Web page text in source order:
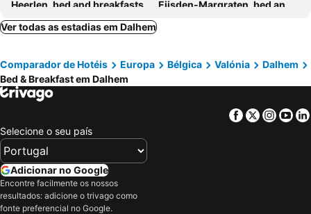
Heerlen, bed and breakfasts
Eijsden-Margraten, bed and breakfasts
Sittard, bed and breakfasts
Heers, bed and breakfasts
Borgloon, bed and breakfasts
Malmedy, bed and breakfasts
Ohé en Laak, bed and breakfasts
Bütgenbach, bed and breakfasts
Nuth, bed and breakfasts
Stoumont, bed and breakfasts
Maaseik, bed and breakfasts
Lanaken, bed and breakfasts
Vijlen, bed and breakfasts
Ferrières, bed and breakfasts
Ver todas as estadias em Dalhem
Comparador de Hotéis Europa Bélgica Valónia
Dalhem
Bed & Breakfast em Dalhem
Facebook
Twitter
Selecione o seu país
Adicionar no Google
Encontre facilmente os nossos
resultados: adicione o trivago como
fonte preferencial no Google.